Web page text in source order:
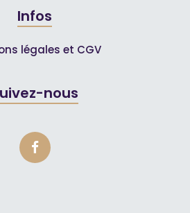
Infos
légales et CGV
nous